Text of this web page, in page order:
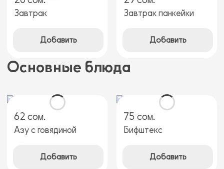
Завтрак
Добавить
Завтрак панкейки
Добавить
Основные блюда
62 сом.
Азу с говядиной
Добавить
75 сом.
Бифштекс
Добавить